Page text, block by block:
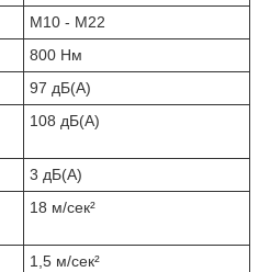
M10 - M22
800 Нм
97 дБ(А)
108 дБ(А)
3 дБ(А)
18 м/сек²
1,5 м/сек²